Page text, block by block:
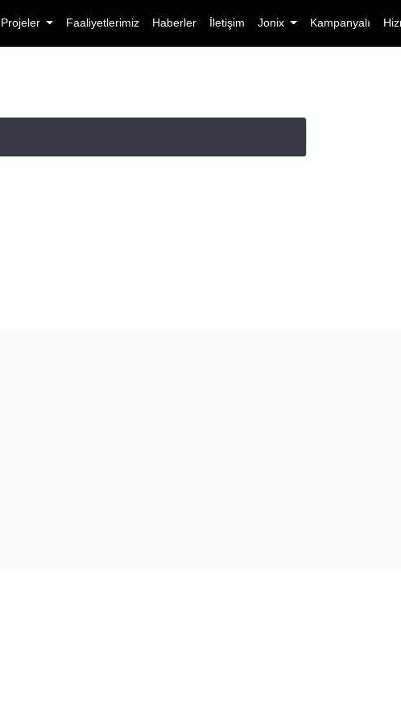
Projeler Faaliyetlerimiz Haberler İletişim Jonix Kampanyalı